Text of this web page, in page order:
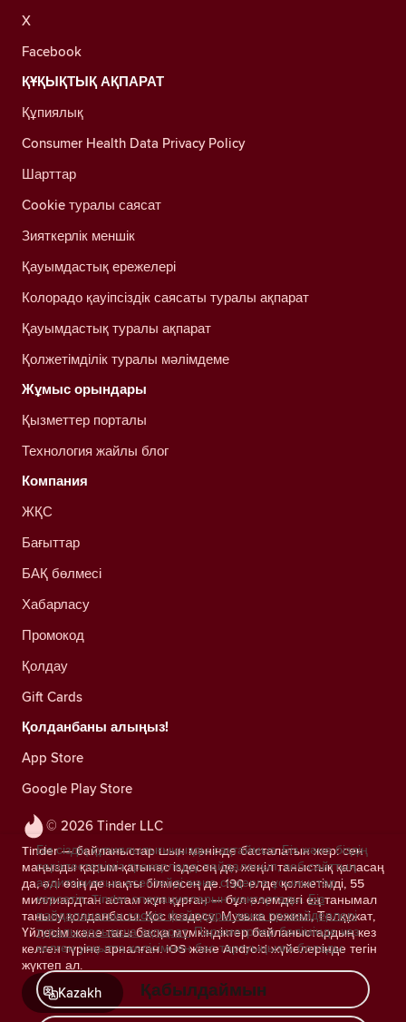
© 2026 Tinder LLC
Tinder — байланыстар шын мәнінде басталатын жер: сен
маңызды қарым-қатынас іздесең де, жеңіл таныстық қаласаң
да, әлі өзің де нақты білмесең де. 190 елде қолжетімді, 55
миллиардтан астам жұп құрған — бұл әлемдегі ең танымал
танысу қолданбасы. Қос кездесу, Музыка режимі, Төлқұжат,
Үйлесім және тағы басқа мүмкіндіктер байланыстардың кез
келген түріне арналған. iOS және Android жүйелерінде тегін
жүктеп ал.
Kazakh
X
Facebook
ҚҰҚЫҚТЫҚ АҚПАРАТ
Құпиялық
Consumer Health Data Privacy Policy
Шарттар
Cookie туралы саясат
Зияткерлік меншік
Қауымдастық ережелері
Колорадо қауіпсіздік саясаты туралы ақпарат
Қауымдастық туралы ақпарат
Қолжетімділік туралы мәлімдеме
Жұмыс орындары
Қызметтер порталы
Технология жайлы блог
Компания
ЖҚС
Бағыттар
БАҚ бөлмесі
Хабарласу
Промокод
Қолдау
Gift Cards
Қолданбаны алыңыз!
App Store
Google Play Store
Біз сіздің құпиялылығыңызды сақтаймыз. Біз және біздің
серіктестеріміз трекерлерді пайдаланып, веб-сайттың
аудиториясын есептейді және сіздерге ұсыныстар
көрсетіп, Tinder операцияларын жақсартады. Біз
пайдаланатын cookie файлдары және провайдерлері
туралы қосымша ақпарат. Параметрлер бөлімінде кез
келген уақытта келісімнен бас тартуыңызға болады.
Қабылдаймын